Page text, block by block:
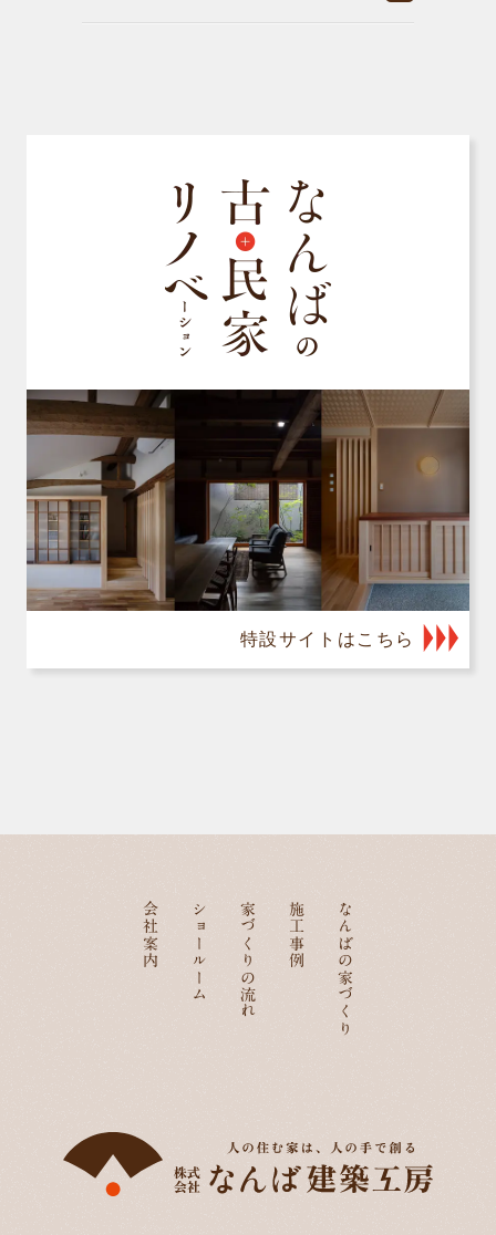
特設サイトはこちら
なんばの家づくり
施工事例
家づくりの流れ
ショールーム
会社案内